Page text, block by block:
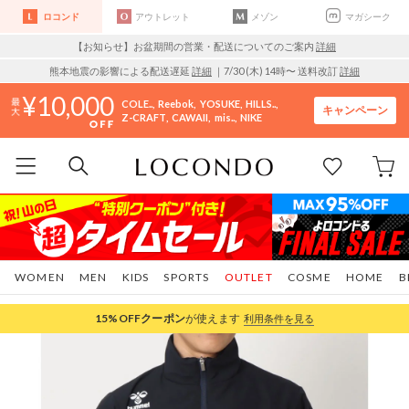
ロコンド アウトレット メゾン マガシーク
【お知らせ】お盆期間の営業・配送についてのご案内 詳細
熊本地震の影響による配送遅延 詳細 ｜7/30 (木) 14時〜 送料改訂詳細
10,000 COLE.. Reebok YOSUKE HILLS..
Z-CRAFT CAWAII mis.. NIKE
キャンペーン
WOMEN MEN KIDS SPORTS COSME HOME
OUTLET
15%OFFクーポンが使えます 利用条件を見る